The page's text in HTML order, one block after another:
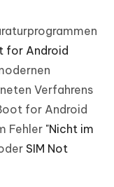
for Android
Verfahrens
for Android
Fehler "Nicht im
SIM Not